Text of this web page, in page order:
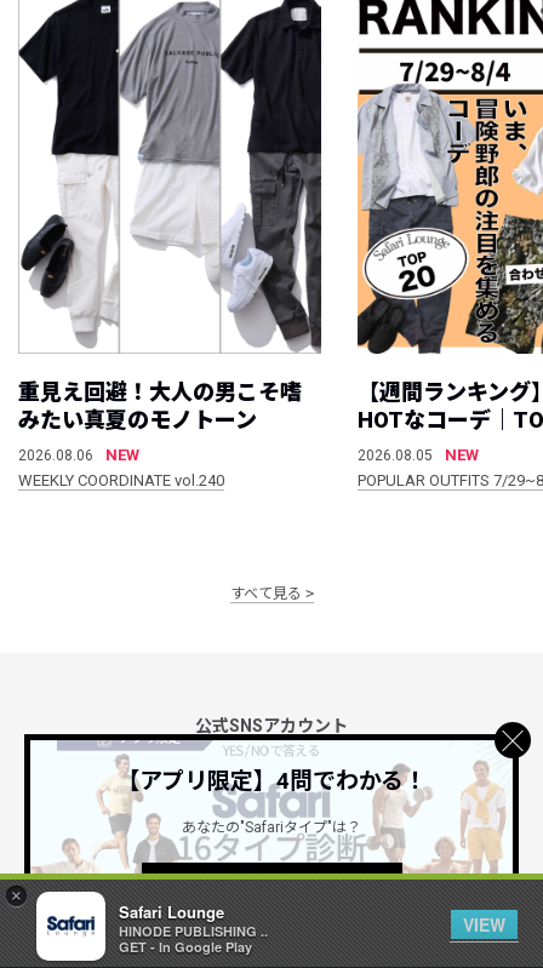
×
Safari Lounge
HINODE PUBLISHING ..
GET - In Google Play
VIEW
重見え回避！大人の男こそ嗜
みたい真夏のモノトーン
2026.08.06
NEW
WEEKLY COORDINATE vol.240
【週間ランキング
HOTなコーデ｜
2026.08.05
NEW
POPULAR OUTFITS 7/
すべて見る
公式SNSアカウント
Safari Lounge アプリ
限定の機能もあるアプリでサクサクお買い物
【アプリ限定】4問でわかる！
あなたの"Safariタイプ"は？
詳しくはこちら ＞